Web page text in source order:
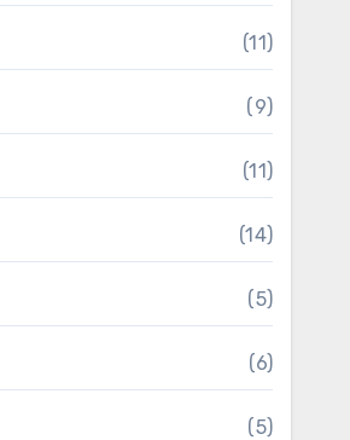
(11)
(9)
(11)
(14)
(5)
(6)
(5)